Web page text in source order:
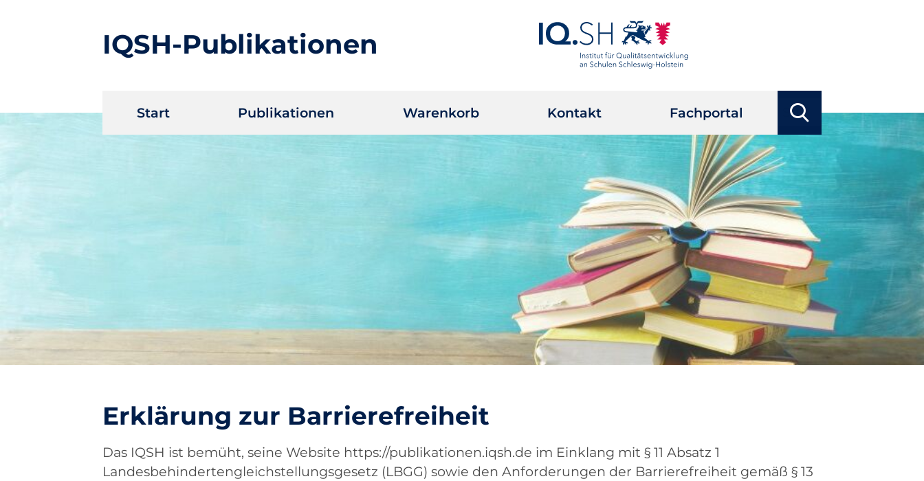
IQSH-Publikationen
überspringen
Start Publikationen Warenkorb Kontakt Fachportal Suchbegriffe
Erklärung zur Barrierefreiheit
Das IQSH ist bemüht, seine Website https://publikationen.iqsh.de im Einklang mit § 11 Absatz 1
Landesbehindertengleichstellungsgesetz (LBGG) sowie den Anforderungen der Barrierefreiheit gemäß § 13